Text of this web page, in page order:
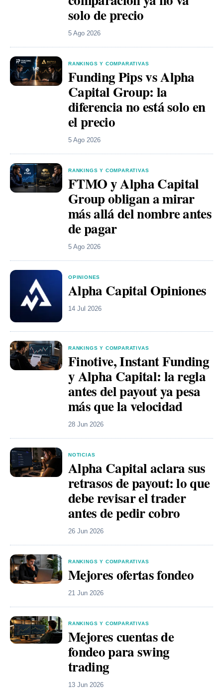
solo de precio
5 Ago 2026
RANKINGS Y COMPARATIVAS
Funding Pips vs Alpha
Capital Group: la
diferencia no está solo en
el precio
5 Ago 2026
RANKINGS Y COMPARATIVAS
FTMO y Alpha Capital
Group obligan a mirar
más allá del nombre antes
de pagar
5 Ago 2026
OPINIONES
Alpha Capital Opiniones
14 Jul 2026
RANKINGS Y COMPARATIVAS
Finotive, Instant Funding
y Alpha Capital: la regla
antes del payout ya pesa
más que la velocidad
28 Jun 2026
NOTICIAS
Alpha Capital aclara sus
retrasos de payout: lo que
debe revisar el trader
antes de pedir cobro
26 Jun 2026
RANKINGS Y COMPARATIVAS
Mejores ofertas fondeo
21 Jun 2026
RANKINGS Y COMPARATIVAS
Mejores cuentas de
fondeo para swing
trading
13 Jun 2026